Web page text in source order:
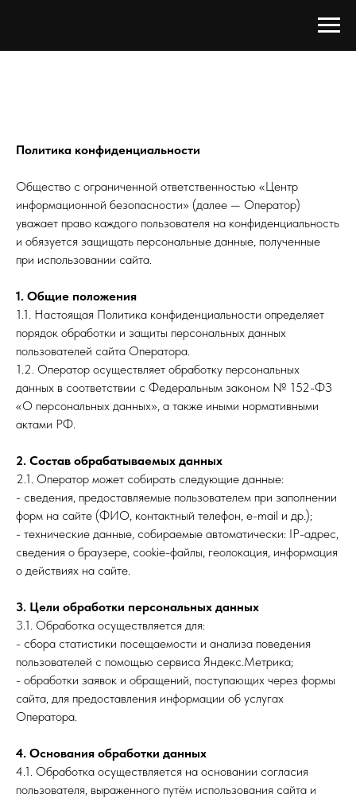
Политика конфиденциальности
Общество с ограниченной ответственностью «Центр
информационной безопасности» (далее — Оператор)
уважает право каждого пользователя на конфиденциальность
и обязуется защищать персональные данные, полученные
при использовании сайта.
1. Общие положения
1.1. Настоящая Политика конфиденциальности определяет
порядок обработки и защиты персональных данных
пользователей сайта Оператора.
1.2. Оператор осуществляет обработку персональных
данных в соответствии с Федеральным законом № 152-ФЗ
«О персональных данных», а также иными нормативными
актами РФ.
2. Состав обрабатываемых данных
2.1. Оператор может собирать следующие данные:
- сведения, предоставляемые пользователем при заполнении
форм на сайте (ФИО, контактный телефон, e-mail и др.);
- технические данные, собираемые автоматически: IP-адрес,
сведения о браузере, cookie-файлы, геолокация, информация
о действиях на сайте.
3. Цели обработки персональных данных
3.1. Обработка осуществляется для:
- сбора статистики посещаемости и анализа поведения
пользователей с помощью сервиса Яндекс.Метрика;
- обработки заявок и обращений, поступающих через формы
сайта, для предоставления информации об услугах
Оператора.
4. Основания обработки данных
4.1. Обработка осуществляется на основании согласия
пользователя, выраженного путём использования сайта и